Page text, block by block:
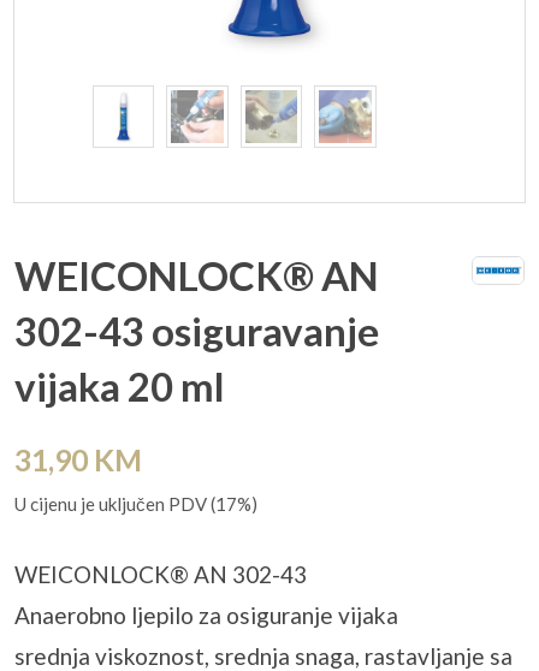
WEICONLOCK® AN
302-43 osiguravanje
vijaka 20 ml
31,90 KM
U cijenu je uključen PDV (17%)
WEICONLOCK® AN 302-43
Anaerobno ljepilo za osiguranje vijaka
srednja viskoznost, srednja snaga, rastavljanje sa